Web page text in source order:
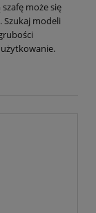
może się
Szukaj modeli